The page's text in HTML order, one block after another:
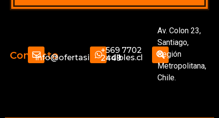
Contactoinfo@ofertasimperdibles.cl
+569 7702
2449
Av. Colon 23,
Santiago,
Región
Metropolitana,
Chile.